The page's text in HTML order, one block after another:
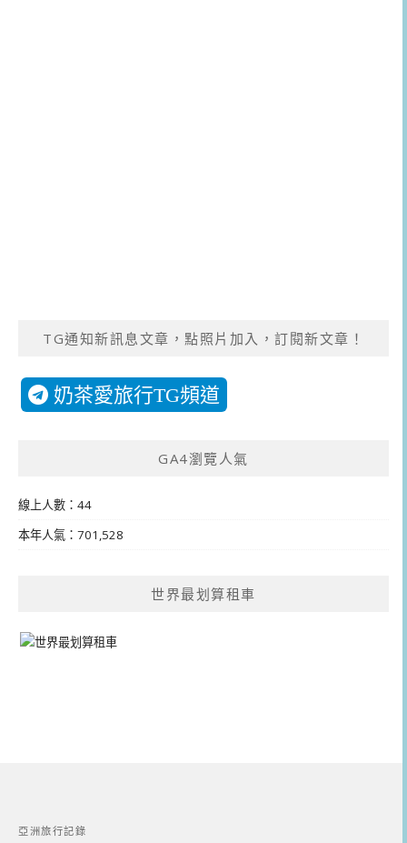
TG通知新訊息文章，點照片加入，訂閱新文章！
奶茶愛旅行TG頻道
GA4瀏覽人氣
線上人數：44
本年人氣：701,528
世界最划算租車
亞洲旅行記錄